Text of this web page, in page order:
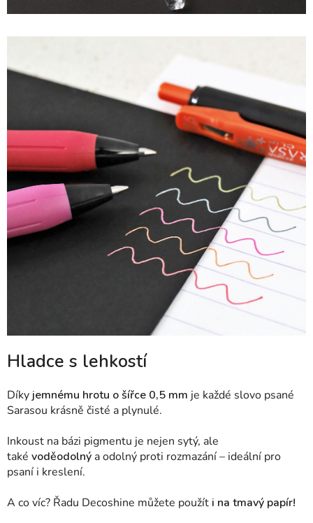
Hladce s lehkostí
Díky jemnému hrotu o šířce 0,5 mm je každé slovo psané
Sarasou krásně čisté a plynulé.
Inkoust na bázi pigmentu je nejen sytý, ale
také voděodolný a odolný proti rozmazání – ideální pro
psaní i kreslení.
A co víc? Řadu Decoshine můžete použít i na tmavý papír!